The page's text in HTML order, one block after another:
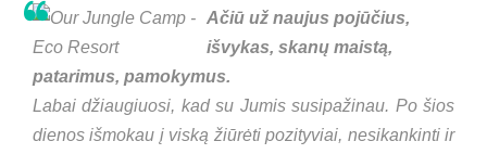
Ačiū už naujus pojūčius,
išvykas, skanų maistą,
patarimus, pamokymus.
Labai džiaugiuosi, kad su Jumis susipažinau. Po šios
dienos išmokau į viską žiūrėti pozityviai, nesikankinti ir